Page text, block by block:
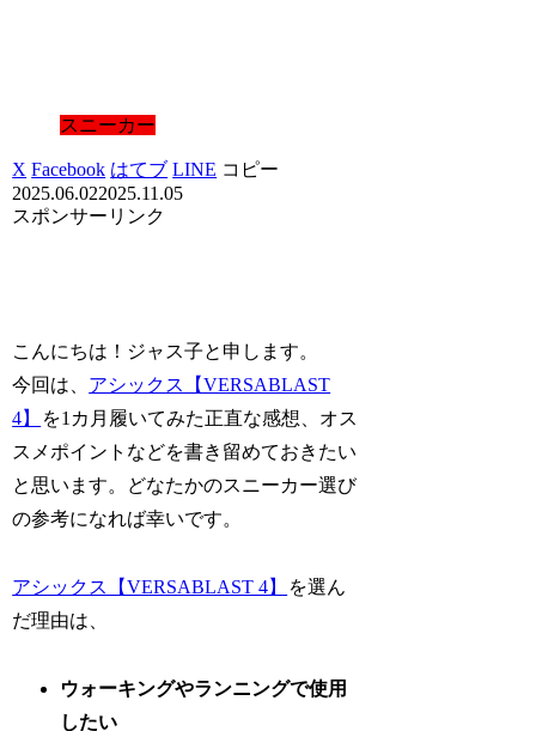
スニーカー
X Facebook はてブ LINE コピー
2025.06.022025.11.05
スポンサーリンク
こんにちは！ジャス子と申します。
今回は、 アシックス【VERSABLAST
4】
を1カ月履いてみた正直な感想、オス
スメポイントなどを書き留めておきたい
と思います。どなたかのスニーカー選び
の参考になれば幸いです。
アシックス【VERSABLAST 4】
を選ん
だ理由は、
ウォーキングやランニングで使用
したい